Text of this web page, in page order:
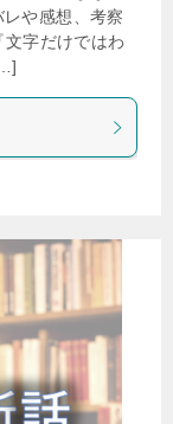
や感想、考察
字だけではわ